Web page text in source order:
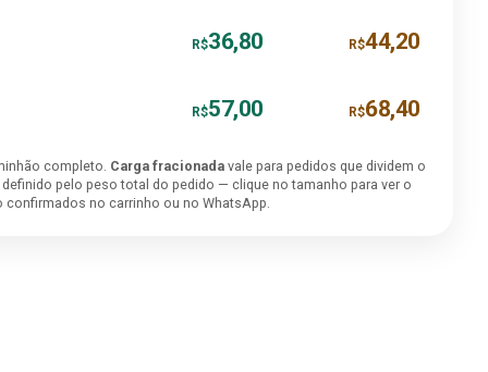
R$36,80 R$44,20
R$57,00 R$68,40
completo. Carga fracionada vale para pedidos que dividem o
pelo peso total do pedido — clique no tamanho para ver o
no carrinho ou no WhatsApp.